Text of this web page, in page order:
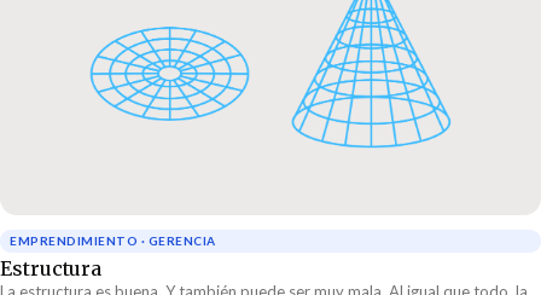
EMPRENDIMIENTO · GERENCIA
Estructura
La estructura es buena. Y también puede ser muy mala. Al igual que todo, la